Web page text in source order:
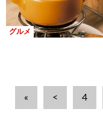
グルメ
« < 4